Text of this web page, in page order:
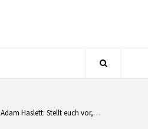
Adam Haslett: Stellt euch vor,…